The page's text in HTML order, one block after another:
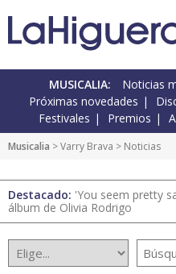
MUSICALIA: Noticias
Próximas novedades
Festivales
Premios
Musicalia >Varry Brava > Noticias
Destacado: 'You seem pretty
álbum de Olivia Rodrigo